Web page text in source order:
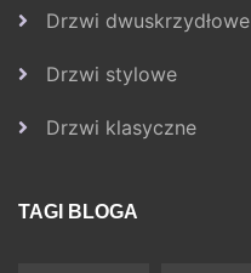
Drzwi dwuskrzydłowe
Drzwi stylowe
Drzwi klasyczne
TAGI BLOGA